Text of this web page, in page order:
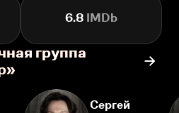
6.8 IMDb
группа
Сергей